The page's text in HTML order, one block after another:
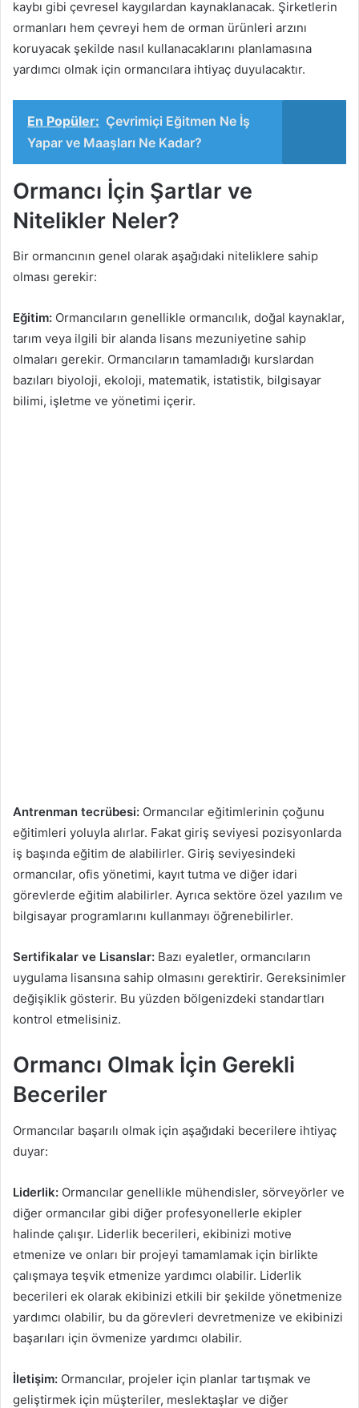
kaybı gibi çevresel kaygılardan kaynaklanacak. Şirketlerin
ormanları hem çevreyi hem de orman ürünleri arzını
koruyacak şekilde nasıl kullanacaklarını planlamasına
yardımcı olmak için ormancılara ihtiyaç duyulacaktır.
En Popüler: Çevrimiçi Eğitmen Ne İş
Yapar ve Maaşları Ne Kadar?
Ormancı İçin Şartlar ve
Nitelikler Neler?
Bir ormancının genel olarak aşağıdaki niteliklere sahip
olması gerekir:
Eğitim: Ormancıların genellikle ormancılık, doğal kaynaklar,
tarım veya ilgili bir alanda lisans mezuniyetine sahip
olmaları gerekir. Ormancıların tamamladığı kurslardan
bazıları biyoloji, ekoloji, matematik, istatistik, bilgisayar
bilimi, işletme ve yönetimi içerir.
Antrenman tecrübesi: Ormancılar eğitimlerinin çoğunu
eğitimleri yoluyla alırlar. Fakat giriş seviyesi pozisyonlarda
iş başında eğitim de alabilirler. Giriş seviyesindeki
ormancılar, ofis yönetimi, kayıt tutma ve diğer idari
görevlerde eğitim alabilirler. Ayrıca sektöre özel yazılım ve
bilgisayar programlarını kullanmayı öğrenebilirler.
Sertifikalar ve Lisanslar: Bazı eyaletler, ormancıların
uygulama lisansına sahip olmasını gerektirir. Gereksinimler
değişiklik gösterir. Bu yüzden bölgenizdeki standartları
kontrol etmelisiniz.
Ormancı Olmak İçin Gerekli
Beceriler
Ormancılar başarılı olmak için aşağıdaki becerilere ihtiyaç
duyar:
Liderlik: Ormancılar genellikle mühendisler, sörveyörler ve
diğer ormancılar gibi diğer profesyonellerle ekipler
halinde çalışır. Liderlik becerileri, ekibinizi motive
etmenize ve onları bir projeyi tamamlamak için birlikte
çalışmaya teşvik etmenize yardımcı olabilir. Liderlik
becerileri ek olarak ekibinizi etkili bir şekilde yönetmenize
yardımcı olabilir, bu da görevleri devretmenize ve ekibinizi
başarıları için övmenize yardımcı olabilir.
İletişim: Ormancılar, projeler için planlar tartışmak ve
geliştirmek için müşteriler, meslektaşlar ve diğer